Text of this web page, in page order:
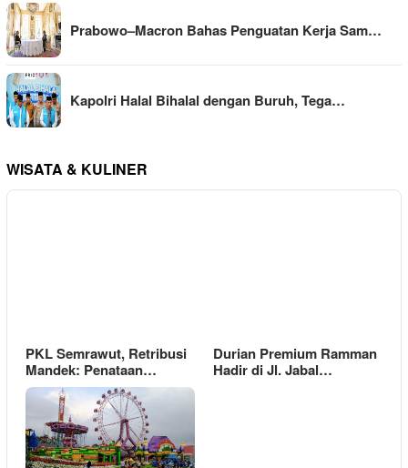
Prabowo–Macron Bahas Penguatan Kerja Sam…
Kapolri Halal Bihalal dengan Buruh, Tega…
WISATA & KULINER
PKL Semrawut, Retribusi
Mandek: Penataan…
Durian Premium Ramman
Hadir di Jl. Jabal…